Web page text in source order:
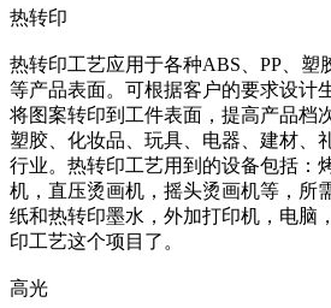
热转印
热转印工艺应用于各种ABS、PP、塑
等产品表面。可根据客户的要求设计
将图案转印到工件表面，提高产品档
塑胶、化妆品、玩具、电器、建材、
行业。热转印工艺用到的设备包括：
机，直压烫画机，摇头烫画机等，所
纸和热转印墨水，外加打印机，电脑
印工艺这个项目了。
高光